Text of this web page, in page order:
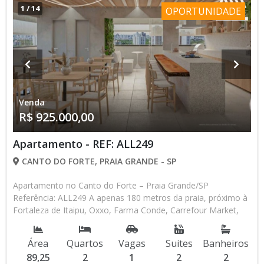
1 /14 OPORTUNIDADE
Venda
R$ 925.000,00
Apartamento - REF: ALL249
CANTO DO FORTE, PRAIA GRANDE - SP
Apartamento no Canto do Forte – Praia Grande/SP
Referência: ALL249 A apenas 180 metros da praia, próximo à
Fortaleza de Itaipu, Oxxo, Farma Conde, Carrefour Market,
Mercado Figueroa, Padaria Peg Pão, escolas, restaurantes,
bares e muito mais! Características do Imóvel: 2 dormitórios
(2 suítes) Sala ampla Terraço gourmet com churrasqueira e
envidraçamento Cozinha Área de serviço 1 vaga de garagem
Área
89,25
Quartos
2
Vagas
1
Suites
2
Banheiros
2